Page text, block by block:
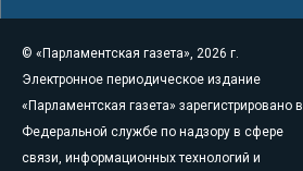
© «Парламентская газета», 2026 г.
Электронное периодическое издание
«Парламентская газета» зарегистрировано в
Федеральной службе по надзору в сфере
связи, информационных технологий и